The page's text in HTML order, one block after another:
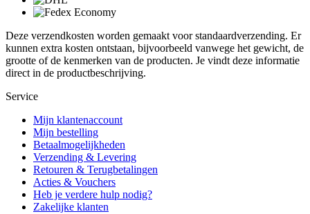
Deze verzendkosten worden gemaakt voor standaardverzending. Er
kunnen extra kosten ontstaan, bijvoorbeeld vanwege het gewicht, de
grootte of de kenmerken van de producten. Je vindt deze informatie
direct in de productbeschrijving.
Service
Mijn klantenaccount
Mijn bestelling
Betaalmogelijkheden
Verzending & Levering
Retouren & Terugbetalingen
Acties & Vouchers
Heb je verdere hulp nodig?
Zakelijke klanten